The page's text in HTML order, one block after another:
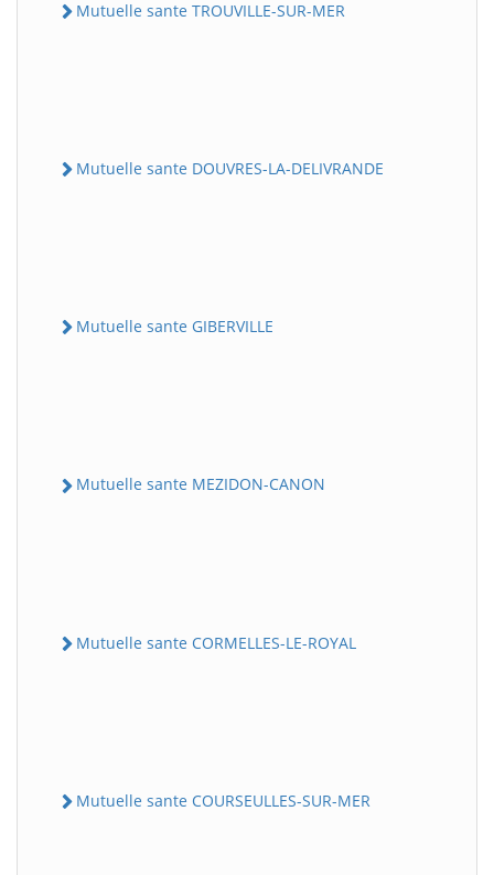
Mutuelle sante TROUVILLE-SUR-MER
Mutuelle sante DOUVRES-LA-DELIVRANDE
Mutuelle sante GIBERVILLE
Mutuelle sante MEZIDON-CANON
Mutuelle sante CORMELLES-LE-ROYAL
Mutuelle sante COURSEULLES-SUR-MER